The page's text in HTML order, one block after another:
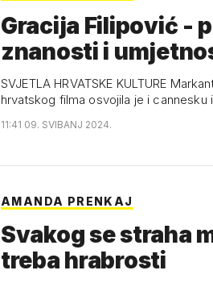
Gracija Filipović -
znanosti i
SVJETLA HRVATSKE KULTURE
hrvatskog filma osvojila je i cannesku
11:41 09. SVIBANJ 2024.
AMANDA PRENKAJ
Svakog se straha
treba hrabrosti